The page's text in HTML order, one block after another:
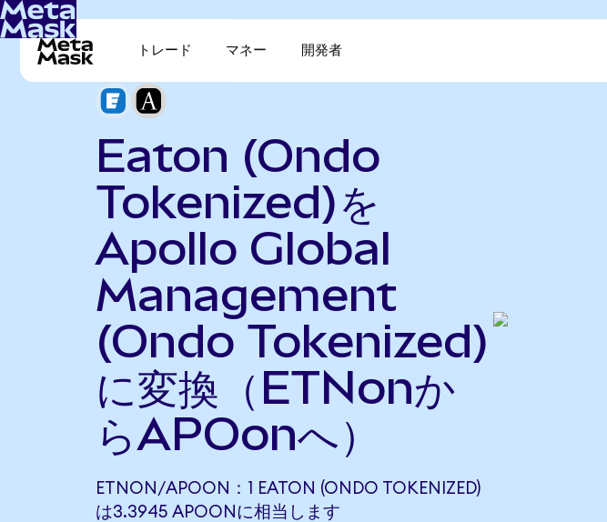
トレード マネー 開発者
Eaton (Ondo
Tokenized)を
Apollo Global
Management
(Ondo Tokenized)
に変換（ETNonか
らAPOonへ）
ETNON/APOON：1 EATON (ONDO TOKENIZED)
は3.3945 APOONに相当します